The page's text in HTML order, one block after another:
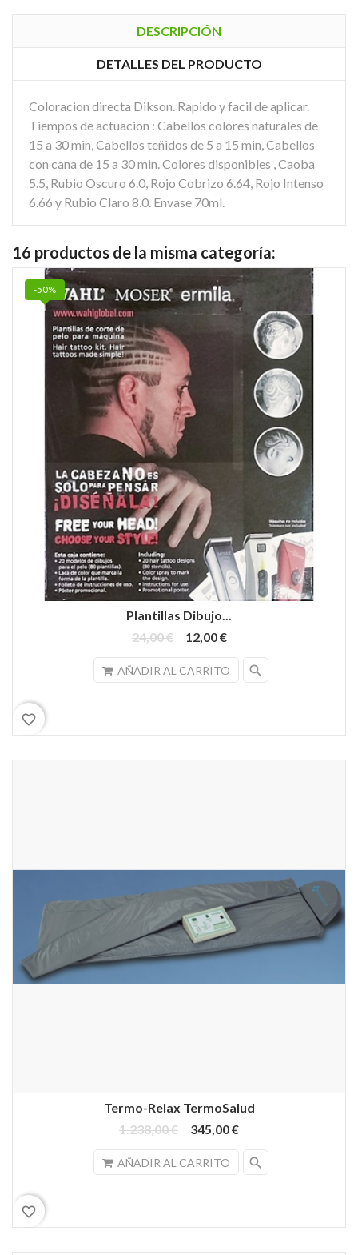
DESCRIPCIÓN
DETALLES DEL PRODUCTO
Coloracion directa Dikson. Rapido y facil de aplicar.
Tiempos de actuacion : Cabellos colores naturales de
15 a 30 min, Cabellos teñidos de 5 a 15 min, Cabellos
con cana de 15 a 30 min. Colores disponibles , Caoba
5.5, Rubio Oscuro 6.0, Rojo Cobrizo 6.64, Rojo Intenso
6.66 y Rubio Claro 8.0. Envase 70ml.
16 productos de la misma categoría:
Plantillas Dibujo...
24,00 €
12,00 €
AÑADIR AL CARRITO search
-50%
favorite_border
Termo-Relax TermoSalud
1.238,00 €
345,00 €
AÑADIR AL CARRITO search
favorite_border